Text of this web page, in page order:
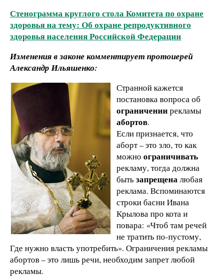
Стенограмма круглого стола Комитета по охране
здоровья на тему: Об охране репродуктивного
здоровья населения Российской Федерации
Изменения в законе комментирует протоиерей
Александр Ильяшенко:
Странной кажется
постановка вопроса об
ограничениирекламы
абортов.
Если признается, что
аборт – это зло, то как
можно ограничивать
рекламу, тогда должна
бытьзапрещеналюбая
реклама. Вспоминаются
строки басни Ивана
Крылова про кота и
повара: «Чтоб там речей
не тратить по-пустому,
Где нужно власть употребить». Ограничения рекламы
абортов – это лишь речи, необходим запрет любой
рекламы.